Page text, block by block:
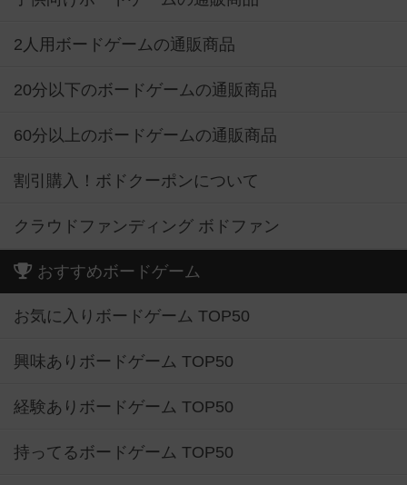
2人用ボードゲームの通販商品
20分以下のボードゲームの通販商品
60分以上のボードゲームの通販商品
割引購入！ボドクーポンについて
クラウドファンディング ボドファン
おすすめボードゲーム
お気に入りボードゲーム TOP50
興味ありボードゲーム TOP50
経験ありボードゲーム TOP50
持ってるボードゲーム TOP50